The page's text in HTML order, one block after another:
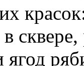
ягод